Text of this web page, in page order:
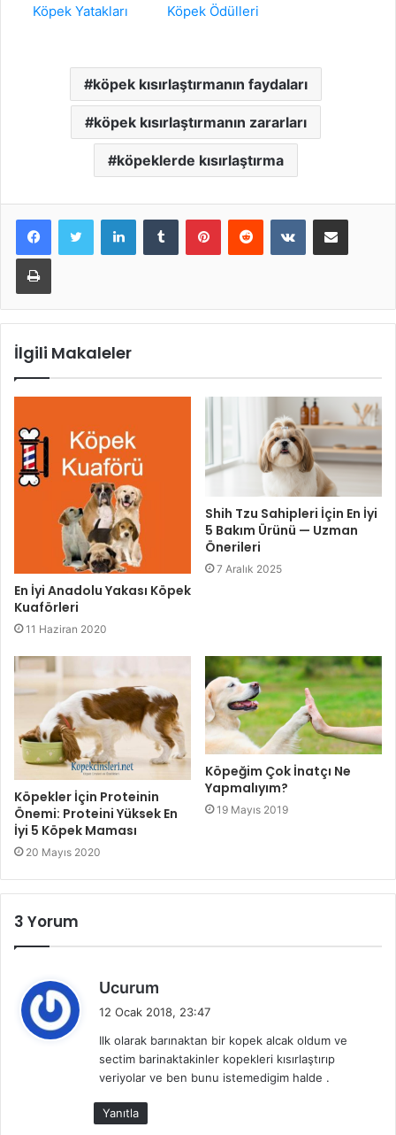
Köpek Yatakları Köpek Ödülleri
köpek kısırlaştırmanın faydaları
köpek kısırlaştırmanın zararları
köpeklerde kısırlaştırma
LinkedInTumblr PinterestReddit VKontakteE-Posta ile paylaş
Yazdır
İlgili Makaleler
En İyi Anadolu Yakası Köpek
Kuaförleri
11 Haziran 2020
Shih Tzu Sahipleri İçin En İyi
5 Bakım Ürünü — Uzman
Önerileri
7 Aralık 2025
Köpekler İçin Proteinin
Önemi: Proteini Yüksek En
İyi 5 Köpek Maması
20 Mayıs 2020
Köpeğim Çok İnatçı Ne
Yapmalıyım?
19 Mayıs 2019
3 Yorum
Ucurum
e
i
k
i
12 Ocak 2018, 23:47
Ilk olarak barınaktan bir kopek alcak oldum ve
sectim barinaktakinler kopekleri kısırlaştırıp
veriyolar ve ben bunu istemedigim halde .
Yanıtla